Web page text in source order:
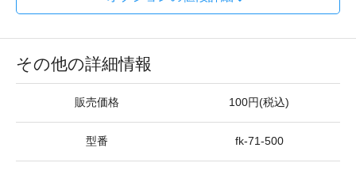
その他の詳細情報
販売価格 100円(税込)
型番 fk-71-500